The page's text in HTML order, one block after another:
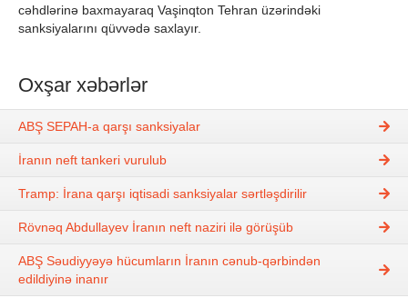
cəhdlərinə baxmayaraq Vaşinqton Tehran üzərindəki
sanksiyalarını qüvvədə saxlayır.
Oxşar xəbərlər
ABŞ SEPAH-a qarşı sanksiyalar
İranın neft tankeri vurulub
Tramp: İrana qarşı iqtisadi sanksiyalar sərtləşdirilir
Rövnəq Abdullayev İranın neft naziri ilə görüşüb
ABŞ Səudiyyəyə hücumların İranın cənub-qərbindən
edildiyinə inanır